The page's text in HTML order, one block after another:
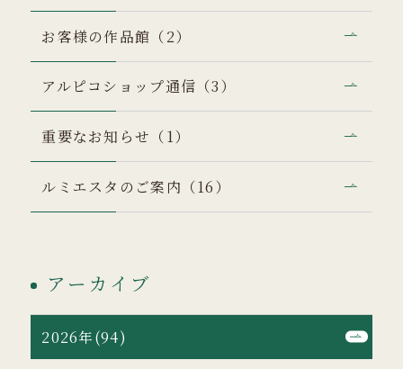
お客様の作品館（2）
アルピコショップ通信（3）
重要なお知らせ（1）
ルミエスタのご案内（16）
アーカイブ
2026年(94)